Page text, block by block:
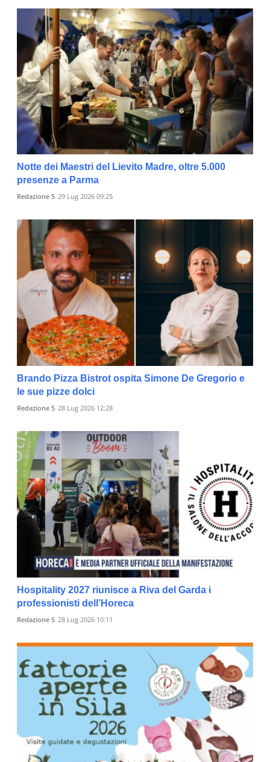
Notte dei Maestri del Lievito Madre, oltre 5.000
presenze a Parma
Redazione 5 29 Lug 2026 09:25
Brando Pizza Bistrot ospita Simone De Gregorio e
le sue pizze dolci
Redazione 5 28 Lug 2026 12:28
Hospitality 2027 riunisce a Riva del Garda i
professionisti dell’Horeca
Redazione 5 28 Lug 2026 10:11